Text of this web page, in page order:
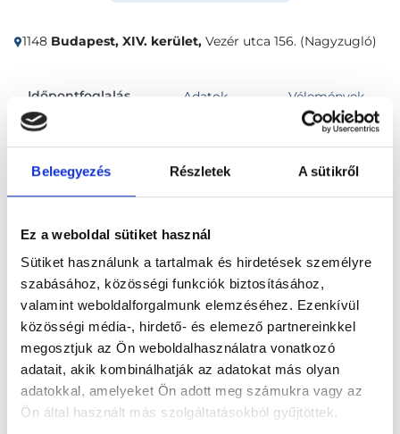
Beleegyezés Részletek A sütikről
Ez a weboldal sütiket használ
Sütiket használunk a tartalmak és hirdetések személyre
szabásához, közösségi funkciók biztosításához,
valamint weboldalforgalmunk elemzéséhez. Ezenkívül
közösségi média-, hirdető- és elemező partnereinkkel
megosztjuk az Ön weboldalhasználatra vonatkozó
adatait, akik kombinálhatják az adatokat más olyan
adatokkal, amelyeket Ön adott meg számukra vagy az
Ön által használt más szolgáltatásokból gyűjtöttek.
1148 Budapest, XIV. kerület, Vezér utca 156. (Nagyzugló)
Időpontfoglalás Adatok Vélemények
Főoldal Klinikák
Akupunktőr, Budapest, XIV. kerület